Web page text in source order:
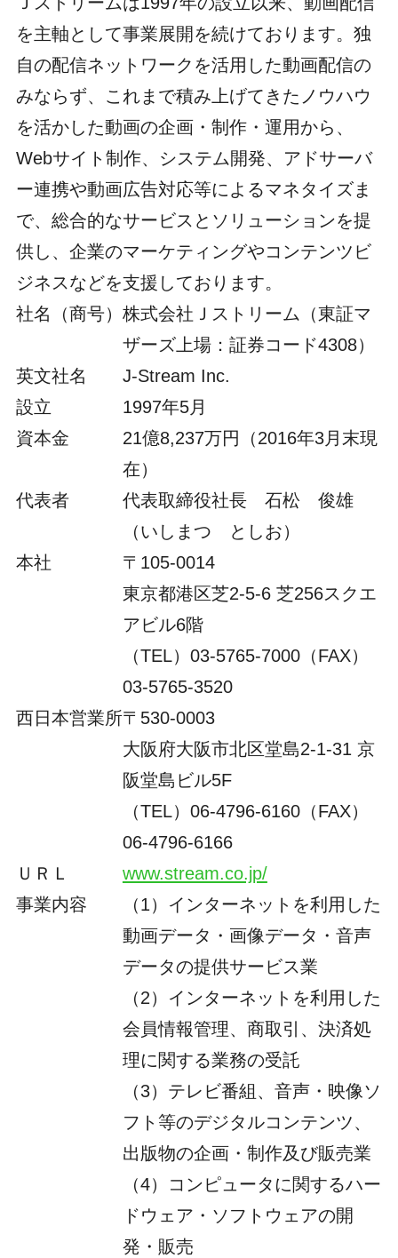
を主軸として事業展開を続けております。独
自の配信ネットワークを活用した動画配信の
みならず、これまで積み上げてきたノウハウ
を活かした動画の企画・制作・運用から、
Webサイト制作、システム開発、アドサーバ
ー連携や動画広告対応等によるマネタイズま
で、総合的なサービスとソリューションを提
供し、企業のマーケティングやコンテンツビ
ジネスなどを支援しております。
社名（商号） 株式会社Ｊストリーム（東証マ
ザーズ上場：証券コード4308）
英文社名
J-Stream Inc.
設立
1997年5月
資本金
21億8,237万円（2016年3月末現
在）
代表者
代表取締役社長 石松 俊雄
（いしまつ としお）
本社
〒105-0014
東京都港区芝2-5-6 芝256スクエ
アビル6階
（TEL）03-5765-7000（FAX）
03-5765-3520
西日本営業所〒530-0003
大阪府大阪市北区堂島2-1-31 京
阪堂島ビル5F
（TEL）06-4796-6160（FAX）
06-4796-6166
ＵＲＬ
www.stream.co.jp/
事業内容
（1）インターネットを利用した
動画データ・画像データ・音声
データの提供サービス業
（2）インターネットを利用した
会員情報管理、商取引、決済処
理に関する業務の受託
（3）テレビ番組、音声・映像ソ
フト等のデジタルコンテンツ、
出版物の企画・制作及び販売業
（4）コンピュータに関するハー
ドウェア・ソフトウェアの開
発・販売